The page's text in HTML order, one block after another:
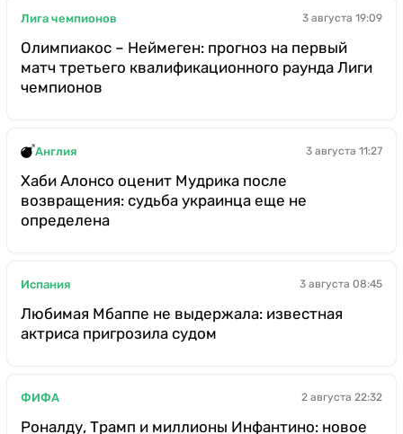
Лига чемпионов 3 августа 19:09
Олимпиакос – Неймеген: прогноз на первый
матч третьего квалификационного раунда Лиги
чемпионов
Англия 3 августа 11:27
Хаби Алонсо оценит Мудрика после
возвращения: судьба украинца еще не
определена
Испания 3 августа 08:45
Любимая Мбаппе не выдержала: известная
актриса пригрозила судом
ФИФА 2 августа 22:32
Роналду, Трамп и миллионы Инфантино: новое